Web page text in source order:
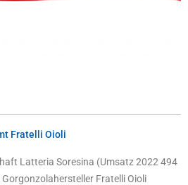
Fratelli Oioli
Latteria Soresina (Umsatz 2022 494
Fratelli Oioli